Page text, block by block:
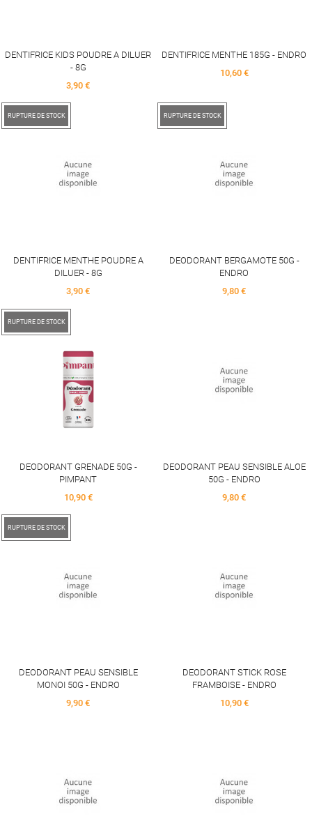
DENTIFRICE KIDS POUDRE A DILUER
- 8G
Price
3,90 €
DENTIFRICE MENTHE 185G - ENDRO
Price
10,60 €
RUPTURE DE STOCK
DENTIFRICE MENTHE POUDRE A
DILUER - 8G
Price
3,90 €
RUPTURE DE STOCK
DEODORANT BERGAMOTE 50G -
ENDRO
Price
9,80 €
RUPTURE DE STOCK
DEODORANT GRENADE 50G -
PIMPANT
Price
10,90 €
DEODORANT PEAU SENSIBLE ALOE
50G - ENDRO
Price
9,80 €
RUPTURE DE STOCK
DEODORANT PEAU SENSIBLE
MONOI 50G - ENDRO
Price
9,90 €
DEODORANT STICK ROSE
FRAMBOISE - ENDRO
Price
10,90 €